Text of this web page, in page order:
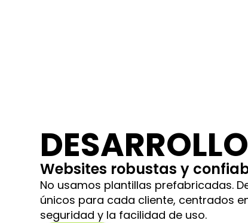
DESARROLLO
Websites robustas y
No usamos plantillas prefabricadas.
únicos para cada cliente, centrados
seguridad y la facilidad de uso.